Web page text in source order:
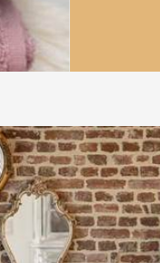
von Eprave